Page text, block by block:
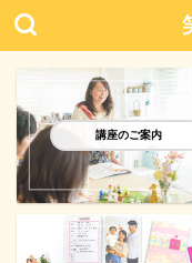
講座のご案内